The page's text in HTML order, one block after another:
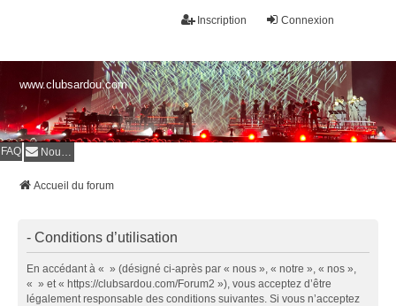
Connexion
Inscription
www.clubsardou.com
FAQ Nous contacter
Accueil du forum
- Conditions d’utilisation
En accédant à « » (désigné ci-après par « nous », « notre », « nos »,
« » et « https://clubsardou.com/Forum2 »), vous acceptez d’être
légalement responsable des conditions suivantes. Si vous n’acceptez